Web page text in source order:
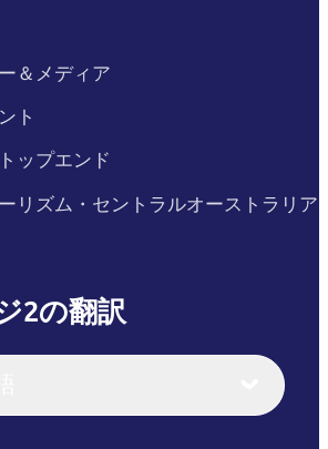
＆メディア
ト
ップエンド
リズム・セントラルオーストラリア
2の翻訳